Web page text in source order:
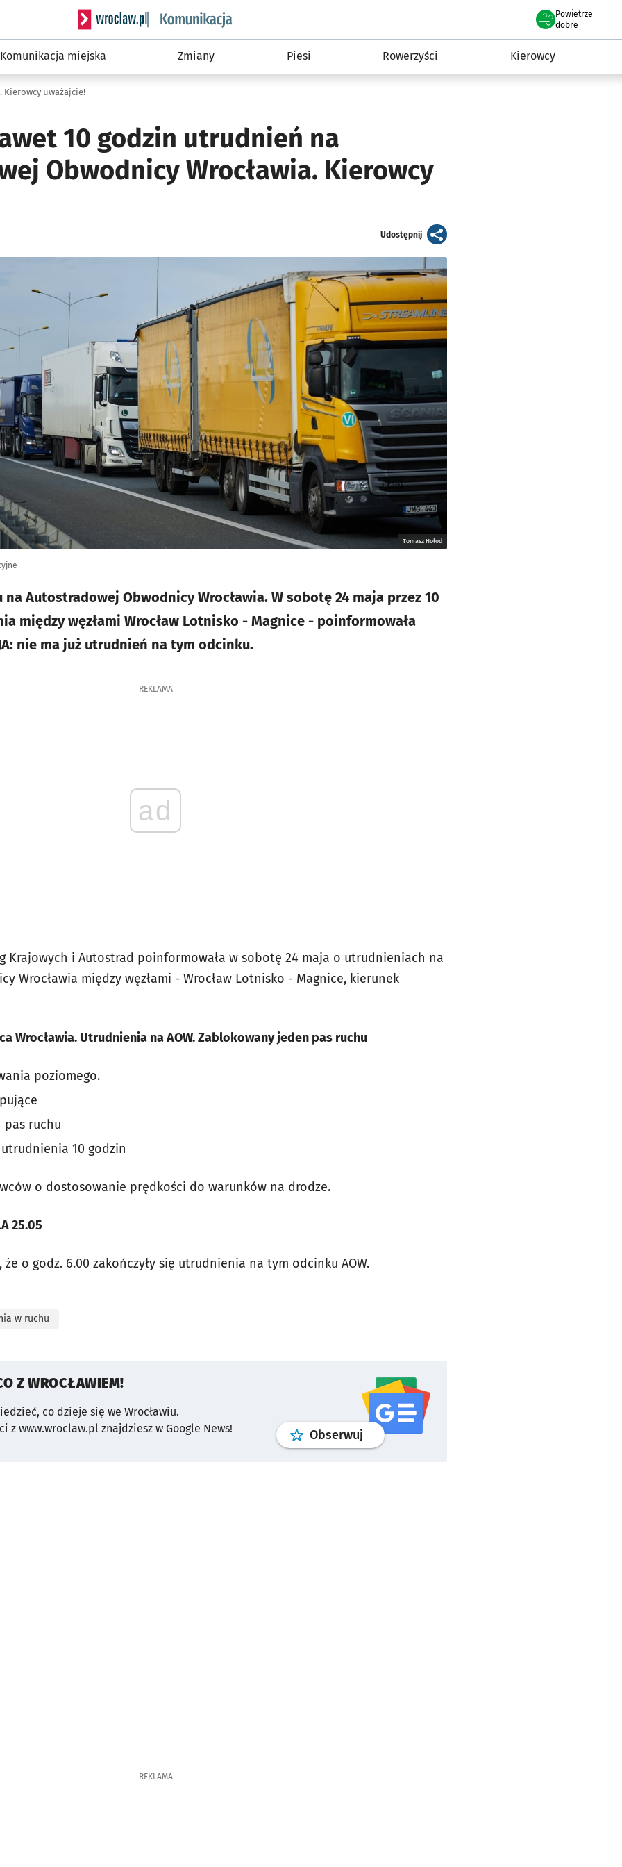
Serwis informacyjny wroclaw.pl podserwis: Komunikacja
Powietrze
we Wrocławiu
dobre
Komunikacja miejska Zmiany Piesi Rowerzyści Kierowcy
Kierowcy uważajcie!
10 godzin utrudnień na
Obwodnicy Wrocławia. Kierowcy
Udostępnijartykuł
Tomasz Hołod
na Autostradowej Obwodnicy Wrocławia. W sobotę 24 maja przez 10
między węzłami Wrocław Lotnisko - Magnice - poinformowała
nie ma już utrudnień na tym odcinku.
REKLAMA
ad
Krajowych i Autostrad poinformowała w sobotę 24 maja o utrudnieniach na
Wrocławia między węzłami - Wrocław Lotnisko - Magnice, kierunek
Wrocławia. Utrudnienia na AOW.Zablokowany jeden pas ruchu
poziomego.
pas ruchu
10 godzin
o dostosowanie prędkości do warunków na drodze.
25.05
że o godz. 6.00 zakończyły się utrudnienia na tym odcinku AOW.
w ruchu
Z WROCŁAWIEM!
co dzieje się we Wrocławiu.
z www.wroclaw.pl znajdziesz w Google News!
Obserwuj profilgoogle news
REKLAMA